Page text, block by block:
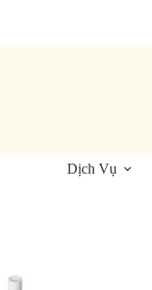
Dịch Vụ